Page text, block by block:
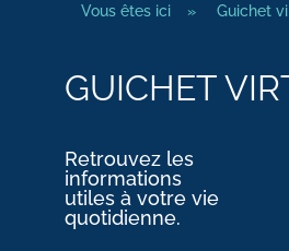
Vous êtes ici » Guichet
GUICHET
Retrouvez les
informations
utiles à votre vie
quotidienne.